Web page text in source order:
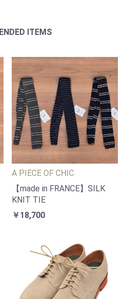
ITEMS
A PIECE OF CHIC
【made in FRANCE】SILK
KNIT TIE
￥18,700